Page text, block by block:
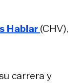
Hablar(CHV),
carrera y